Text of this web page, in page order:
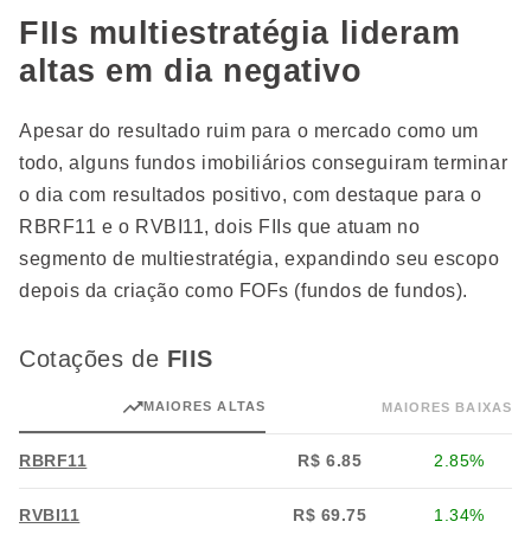
FIIs multiestratégia lideram
altas em dia negativo
Apesar do resultado ruim para o mercado como um
todo, alguns fundos imobiliários conseguiram terminar
o dia com resultados positivo, com destaque para o
RBRF11 e o RVBI11, dois FIIs que atuam no
segmento de multiestratégia, expandindo seu escopo
depois da criação como FOFs (fundos de fundos).
Cotações de FIIS
MAIORES ALTAS MAIORES BAIXAS
RBRF11 R$ 6.85 2.85%
RVBI11 R$ 69.75 1.34%